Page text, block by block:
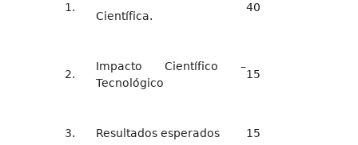
1.
Científica.
40
2.
Impacto Científico –
Tecnológico
15
3. Resultados esperados 15